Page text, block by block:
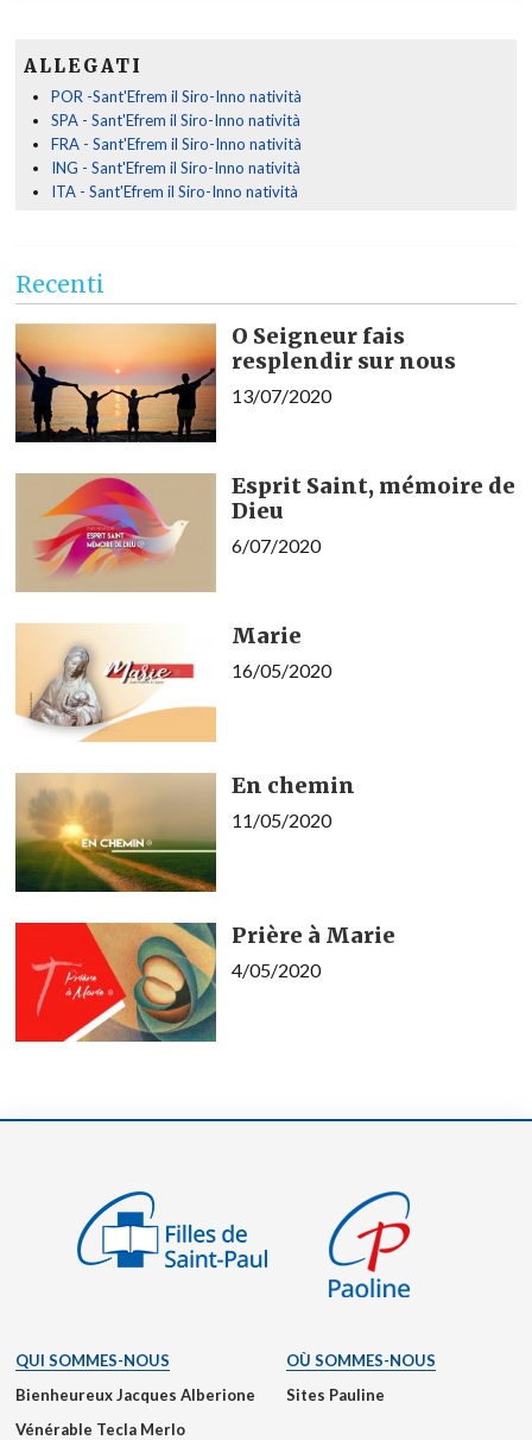
ALLEGATI
POR -Sant'Efrem il Siro-Inno natività
SPA - Sant'Efrem il Siro-Inno natività
FRA - Sant'Efrem il Siro-Inno natività
ING - Sant'Efrem il Siro-Inno natività
ITA - Sant'Efrem il Siro-Inno natività
Recenti
O Seigneur fais
resplendir sur nous
13/07/2020
Esprit Saint, mémoire de
Dieu
6/07/2020
Marie
16/05/2020
En chemin
11/05/2020
Prière à Marie
4/05/2020
QUI SOMMES-NOUS
Bienheureux Jacques Alberione
Vénérable Tecla Merlo
OÙ SOMMES-NOUS
Sites Pauline